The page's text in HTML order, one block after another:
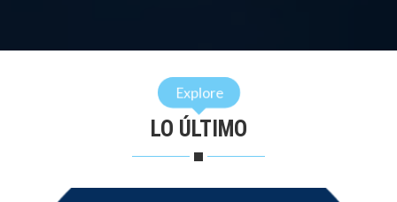
Explore
LO ÚLTIMO